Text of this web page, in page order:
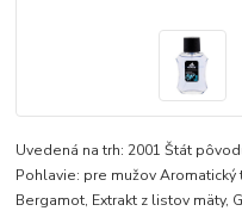
Uvedená na trh: 2001 Štát
Pohlavie: pre mužov Aromatický
Bergamot, Extrakt z listov mäty,